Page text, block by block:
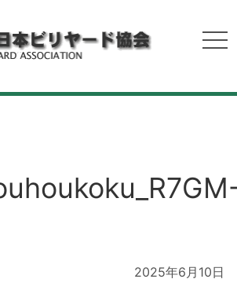
2025年6月10日